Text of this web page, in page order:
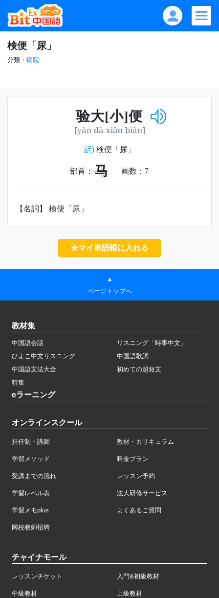
検便「尿」
分類： 病院
验大[小]便
[yàn dà xiǎo biàn]
訳)検便「尿」
部首： 马 画数： 7
【名詞】 検便「尿」
★マイ単語帳に入れる
▲
ページトップへ
教材集
中国語会話
リスニング「時事中文」
ひよこ中文リスニング
中国語歌詞
中国語文法大全
初めての超短文
特集
eラーニング
オンラインスクール
担任制・講師 教材・カリキュラム
学習メソッド 料金プラン
受講までの流れ レッスン予約
学習レベル表 法人研修サービス
学習メモplus よくあるご質問
网校教师招聘
チャイナモール
レッスンチケット 入門&初級教材
中級教材 上級教材